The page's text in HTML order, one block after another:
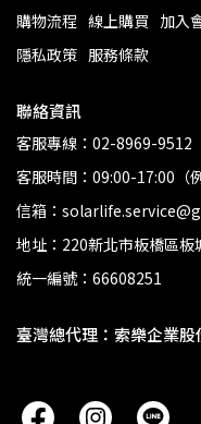
購物流程 線上購買 加入
隱私政策 服務條款
聯絡資訊
客服專線：02-8969-9512
客服時間：09:00-17:00（
信箱：
地址：220新北市板橋區板
統一編號：66608251
臺灣總代理：索樂企業股